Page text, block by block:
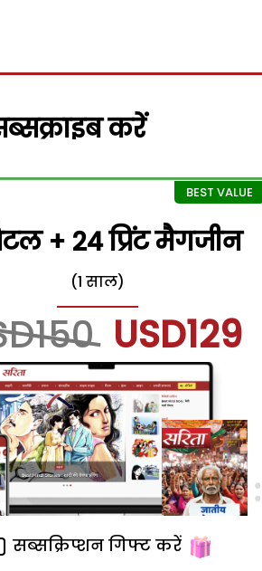
करें
+ 24 प्रिंट मैगजीन
(1 साल)
USD129
सब्सक्रिप्शन गिफ्ट करें